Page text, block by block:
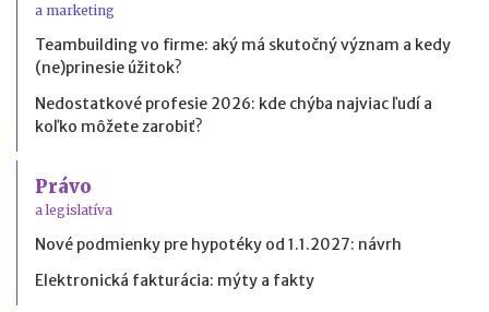
a marketing
Teambuilding vo firme: aký má skutočný význam a kedy
(ne)prinesie úžitok?
Nedostatkové profesie 2026: kde chýba najviac ľudí a
koľko môžete zarobiť?
Právo
a legislatíva
Nové podmienky pre hypotéky od 1.1.2027: návrh
Elektronická fakturácia: mýty a fakty